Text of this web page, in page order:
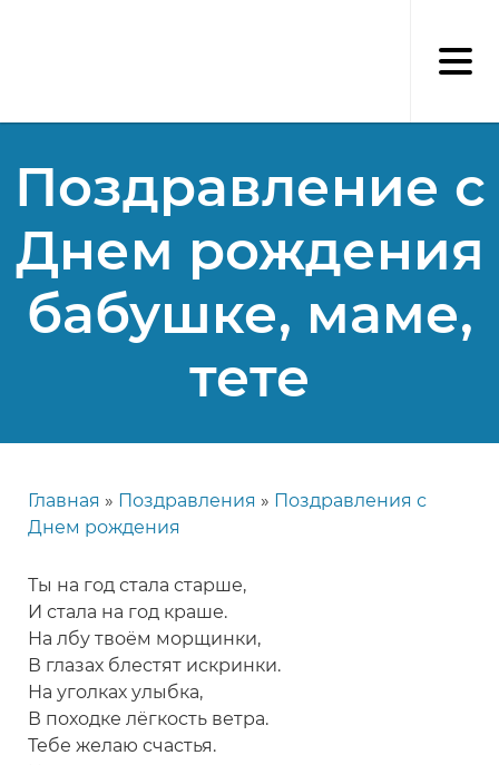
Поздравление с
Днем рождения
бабушке, маме,
тете
Строка
Главная Поздравления
Поздравления с
Днем рождения
Ты на год стала старше,
И стала на год краше.
На лбу твоём морщинки,
В глазах блестят искринки.
На уголках улыбка,
В походке лёгкость ветра.
Тебе желаю счастья.